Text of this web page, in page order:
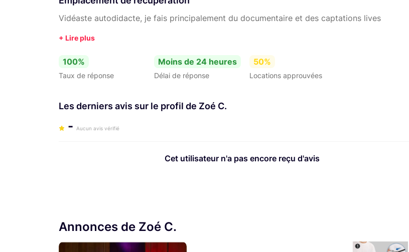
Vidéaste autodidacte, je fais principalement du documentaire et des captations lives
100%
Taux de réponse
Moins de 24 heures
Délai de réponse
50%
Locations approuvées
Les derniers avis sur le profil de Zoé C.
- Aucun avis vérifié
Cet utilisateur n'a pas encore reçu d'avis
Annonces de Zoé C.